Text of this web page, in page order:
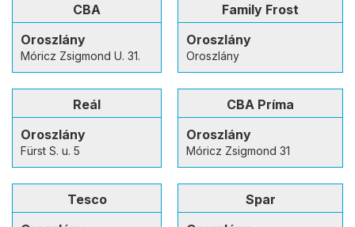
CBA
Oroszlány
Móricz Zsigmond U. 31.
Family Frost
Oroszlány
Oroszlány
Reál
Oroszlány
Fürst S. u. 5
CBA Príma
Oroszlány
Móricz Zsigmond 31
Tesco
Spar